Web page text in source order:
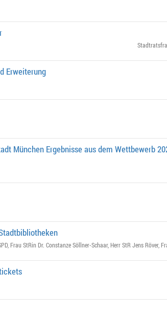
Erweiterung
München Ergebnisse aus dem Wettbewerb
, Frau StRin Dr. Constanze Söllner-Schaar, Herr StR Jens Röver,